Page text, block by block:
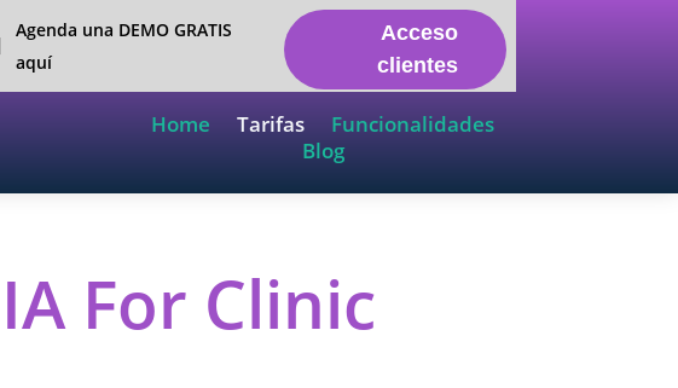
Agenda una DEMO GRATIS
aquí
Acceso
clientes
Home Tarifas
Funcionalidades
Blog
For Clinic